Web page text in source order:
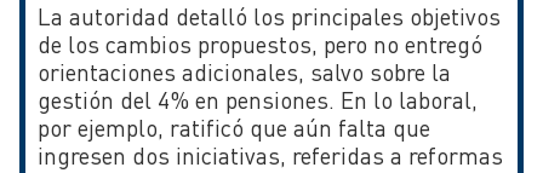
La autoridad detalló los principales objetivos
de los cambios propuestos, pero no entregó
orientaciones adicionales, salvo sobre la
gestión del 4% en pensiones. En lo laboral,
por ejemplo, ratificó que aún falta que
ingresen dos iniciativas, referidas a reformas